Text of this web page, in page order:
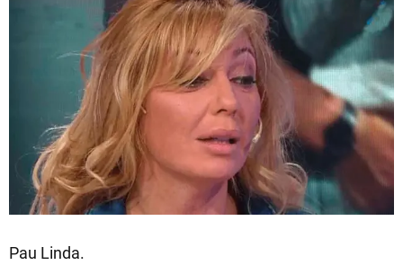
Pau Linda.